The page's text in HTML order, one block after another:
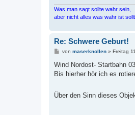
Was man sagt sollte wahr sein,
aber nicht alles was wahr ist
Re: Schwere Geburt!
B
i
r
von maserknollen» Freitag
Wind Nordost- Startbahn 03
Bis hierher hör ich es
Über den Sinn dieses